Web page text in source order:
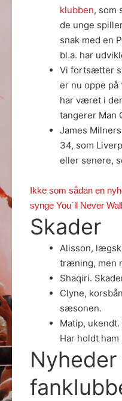
klubben, som
de unge
snak med en
bl.a. har
Vi fortsætter
er nu oppe
har været i
tangerer Man
James
34, som
eller senere,
Ikke som sådan en
synge You´ll Never
Skader
Alisson,
træning, men
Shaqiri.
Clyne,
sæsonen.
Matip,
Har holdt
Nyheder